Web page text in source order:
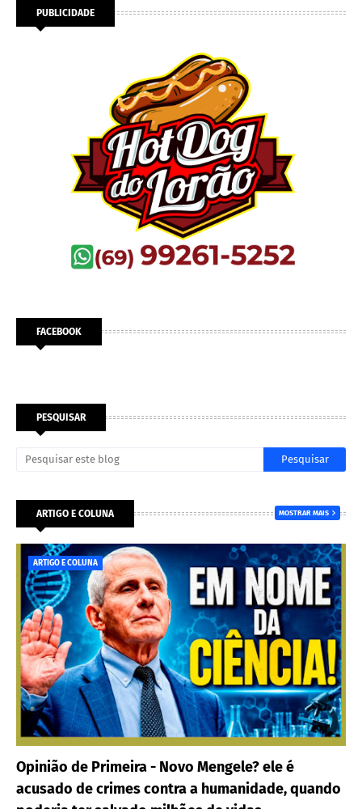
PUBLICIDADE
FACEBOOK
PESQUISAR
ARTIGO E COLUNA MOSTRAR MAIS
ARTIGO E COLUNA
Opinião de Primeira - Novo Mengele? ele é
acusado de crimes contra a humanidade, quando